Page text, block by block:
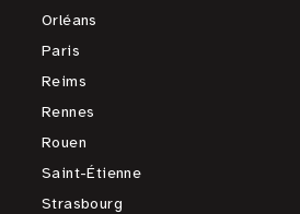
Orléans
Paris
Reims
Rennes
Rouen
Saint-Étienne
Strasbourg